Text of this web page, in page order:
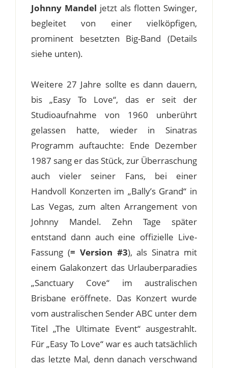
Johnny Mandel jetzt als flotten Swinger,
begleitet von einer vielköpfigen,
prominent besetzten Big-Band (Details
siehe unten).
Weitere 27 Jahre sollte es dann dauern,
bis „Easy To Love“, das er seit der
Studioaufnahme von 1960 unberührt
gelassen hatte, wieder in Sinatras
Programm auftauchte: Ende Dezember
1987 sang er das Stück, zur Überraschung
auch vieler seiner Fans, bei einer
Handvoll Konzerten im „Bally’s Grand“ in
Las Vegas, zum alten Arrangement von
Johnny Mandel. Zehn Tage später
entstand dann auch eine offizielle Live-
Fassung (= Version #3), als Sinatra mit
einem Galakonzert das Urlauberparadies
„Sanctuary Cove“ im australischen
Brisbane eröffnete. Das Konzert wurde
vom australischen Sender ABC unter dem
Titel „The Ultimate Event“ ausgestrahlt.
Für „Easy To Love“ war es auch tatsächlich
das letzte Mal, denn danach verschwand